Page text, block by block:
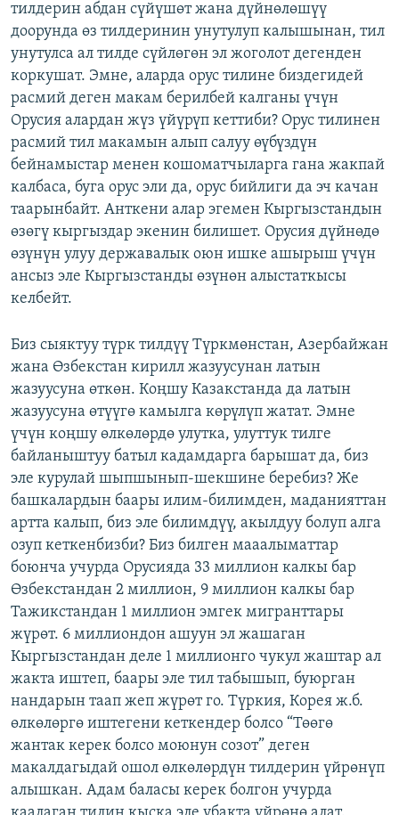
тилдерин абдан сүйүшөт жана дүйнөлөшүү
доорунда өз тилдеринин унутулуп калышынан, тил
унутулса ал тилде сүйлөгөн эл жоголот дегенден
коркушат. Эмне, аларда орус тилине биздегидей
расмий деген макам берилбей калганы үчүн
Орусия алардан жүз үйүрүп кеттиби? Орус тилинен
расмий тил макамын алып салуу өүбүздүн
бейнамыстар менен кошоматчыларга гана жакпай
калбаса, буга орус эли да, орус бийлиги да эч качан
таарынбайт. Анткени алар эгемен Кыргызстандын
өзөгү кыргыздар экенин билишет. Орусия дүйнөдө
өзүнүн улуу державалык оюн ишке ашырыш үчүн
ансыз эле Кыргызстанды өзүнөн алыстаткысы
келбейт.
Биз сыяктуу түрк тилдүү Түркмөнстан, Азербайжан
жана Өзбекстан кирилл жазуусунан латын
жазуусуна өткөн. Коңшу Казакстанда да латын
жазуусуна өтүүгө камылга көрүлүп жатат. Эмне
үчүн коңшу өлкөлөрдө улутка, улуттук тилге
байланыштуу батыл кадамдарга барышат да, биз
эле курулай шыпшынып-шекшине беребиз? Же
башкалардын баары илим-билимден, маданияттан
артта калып, биз эле билимдүү, акылдуу болуп алга
озуп кеткенбизби? Биз билген мааалыматтар
боюнча учурда Орусияда 33 миллион калкы бар
Өзбекстандан 2 миллион, 9 миллион калкы бар
Тажикстандан 1 миллион эмгек мигранттары
жүрөт. 6 миллиондон ашуун эл жашаган
Кыргызстандан деле 1 миллионго чукул жаштар ал
жакта иштеп, баары эле тил табышып, буюрган
нандарын таап жеп жүрөт го. Түркия, Корея ж.б.
өлкөлөргө иштегени кеткендер болсо “Төөгө
жантак керек болсо моюнун созот” деген
макалдагыдай ошол өлкөлөрдүн тилдерин үйрөнүп
алышкан. Адам баласы керек болгон учурда